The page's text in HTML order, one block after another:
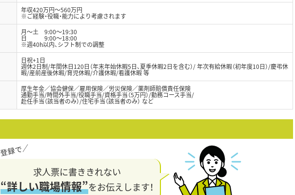
年収420万円～560万円
※ご経験・役職・能力により考慮されます
月～土 9:00～19:30
日 9:00～18:00
※週40h以内、シフト制での調整
日祝+1日
週休2日制/年間休日120日（年末年始休暇5日、夏季休暇2日を含む）/ 年次有給休暇（初年度10日）/慶弔休
暇/産前産後休暇/育児休暇/介護休暇/看護休暇 等
厚生年金／協会健保／雇用保険／労災保険／薬剤師賠償責任保険
通勤手当/時間外手当/役職手当/資格手当（5万円）/勤務コース手当/
赴任手当（該当者のみ）/住宅手当（該当者のみ） など
求人票に書ききれない
“詳しい職場情報”をお伝えします！